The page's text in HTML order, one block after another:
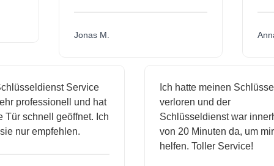
Jonas M.
Service
professionell und hat
schnell geöffnet. Ich
nur empfehlen.
Ich hatte meinen Schlüssel
verloren und der
Schlüsseldienst war
von 20 Minuten da, um mir
helfen. Toller Service!